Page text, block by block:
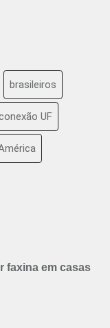
brasileiros
UF
faxina em casas